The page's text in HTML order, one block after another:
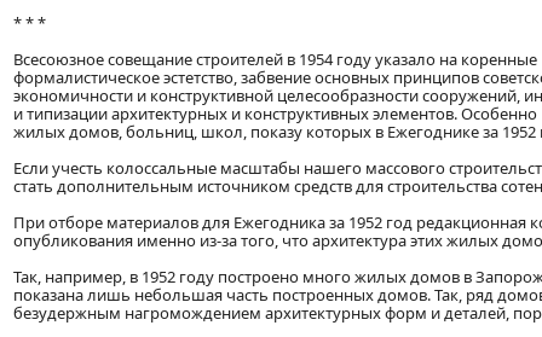
* * *
Всесоюзное совещание строителей в 1954 году указало на
формалистическое эстетство, забвение основных принципов
экономичности и конструктивной целесообразности сооружений,
и типизации архитектурных и конструктивных элементов.
жилых домов, больниц, школ, показу которых в Ежегоднике за 1952
Если учесть колоссальные масштабы нашего массового
стать дополнительным источником средств для строительства
При отборе материалов для Ежегодника за 1952 год редакционная
опубликования именно из-за того, что архитектура этих жилых
Так, например, в 1952 году построено много жилых домов в
показана лишь небольшая часть построенных домов. Так, ряд
безудержным нагромождением архитектурных форм и деталей,